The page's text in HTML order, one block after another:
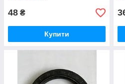
48 ₴
Купити